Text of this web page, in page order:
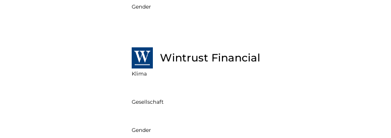
Gender
Wintrust Financial
Klima
Gesellschaft
Gender